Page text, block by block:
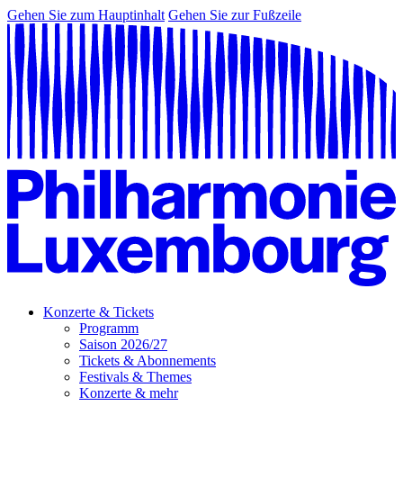
Gehen Sie zum Hauptinhalt Gehen Sie zur Fußzeile
Konzerte & Tickets
Programm
Saison 2026/27
Tickets & Abonnements
Festivals & Themes
Konzerte & mehr